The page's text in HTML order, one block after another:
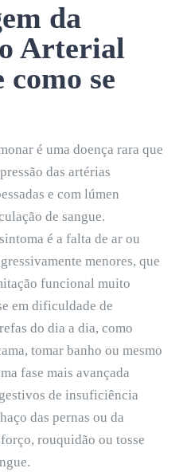
da
Arterial
se
é uma doença rara que
das artérias
e com lúmen
de sangue.
é a falta de ar ou
menores, que
funcional muito
em dificuldade de
do dia a dia, como
tomar banho ou mesmo
fase mais avançada
de insuficiência
das pernas ou da
rouquidão ou tosse